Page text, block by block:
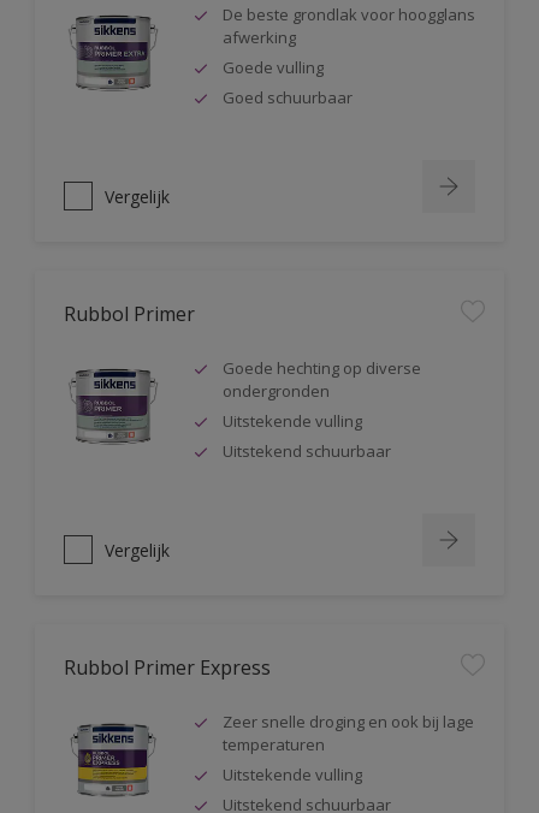
De beste grondlak voor hoogglans
afwerking
Goede vulling
Goed schuurbaar
Vergelijk
Rubbol Primer
Goede hechting op diverse
ondergronden
Uitstekende vulling
Uitstekend schuurbaar
Vergelijk
Rubbol Primer Express
Zeer snelle droging en ook bij lage
temperaturen
Uitstekende vulling
Uitstekend schuurbaar